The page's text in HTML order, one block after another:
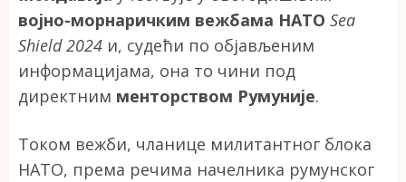
војно-морнаричким вежбама НАТО Sea
Shield 2024 и, судећи по објављеним
информацијама, она то чини под
директним менторством Румуније.
Током вежби, чланице милитантног блока
НАТО, према речима начелника румунског